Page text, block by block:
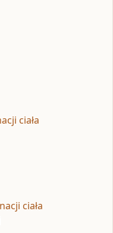
ciała
ciała